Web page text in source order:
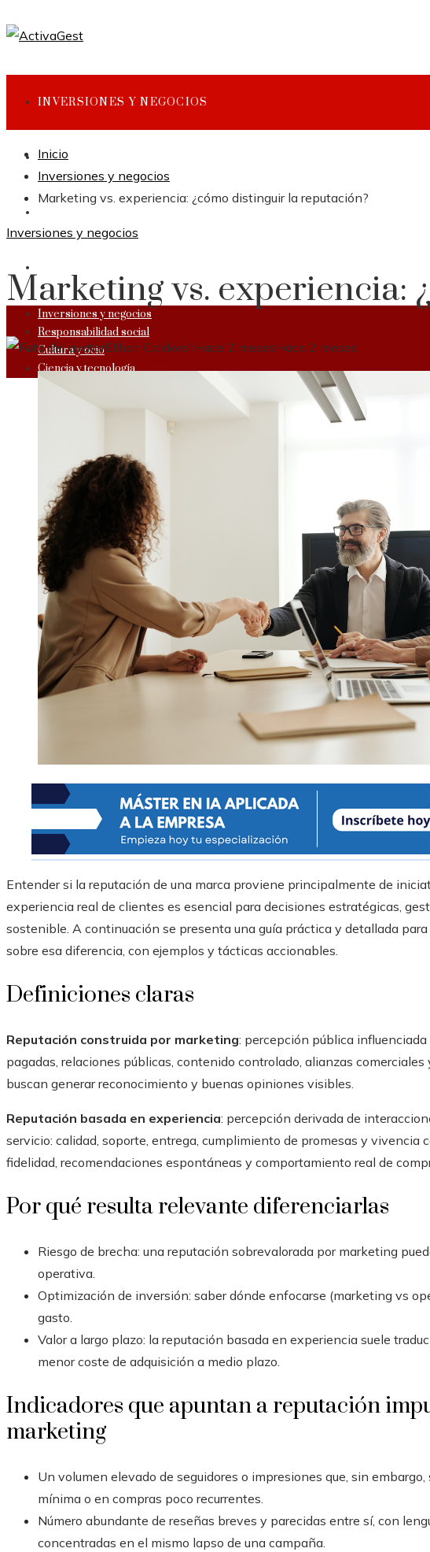
INVERSIONES Y NEGOCIOS
RESPONSABILIDAD SOCIAL
Inversiones y negocios
Responsabilidad social
Cultura y ocio
Ciencia y tecnología
Inicio
Inversiones y negocios
Marketing vs. experiencia: ¿cómo distinguir la reputación?
Inversiones y negocios
Marketing vs. experiencia:
Ethan CaldwellHace 2 mesesHace 2 meses
Entender si la reputación de una marca proviene principalmente de
experiencia real de clientes es esencial para decisiones estratégicas,
sostenible. A continuación se presenta una guía práctica y detallada
sobre esa diferencia, con ejemplos y tácticas accionables.
Definiciones claras
Reputación construida por marketing: percepción pública
pagadas, relaciones públicas, contenido controlado, alianzas
buscan generar reconocimiento y buenas opiniones visibles.
Reputación basada en experiencia: percepción derivada de
servicio: calidad, soporte, entrega, cumplimiento de promesas y vivencia
fidelidad, recomendaciones espontáneas y comportamiento real de
Por qué resulta relevante diferenciarlas
Riesgo de brecha: una reputación sobrevalorada por marketing
operativa.
Optimización de inversión: saber dónde enfocarse (marketing vs
gasto.
Valor a largo plazo: la reputación basada en experiencia suele
menor coste de adquisición a medio plazo.
Indicadores que apuntan a reputación
marketing
Un volumen elevado de seguidores o impresiones que, sin
mínima o en compras poco recurrentes.
Número abundante de reseñas breves y parecidas entre sí, con
concentradas en el mismo lapso de una campaña.